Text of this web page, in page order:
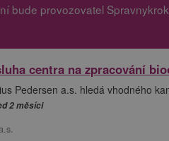
bude provozovatel
centra na zpracování
Pedersen a.s. hledá vhodného
2 měsíci